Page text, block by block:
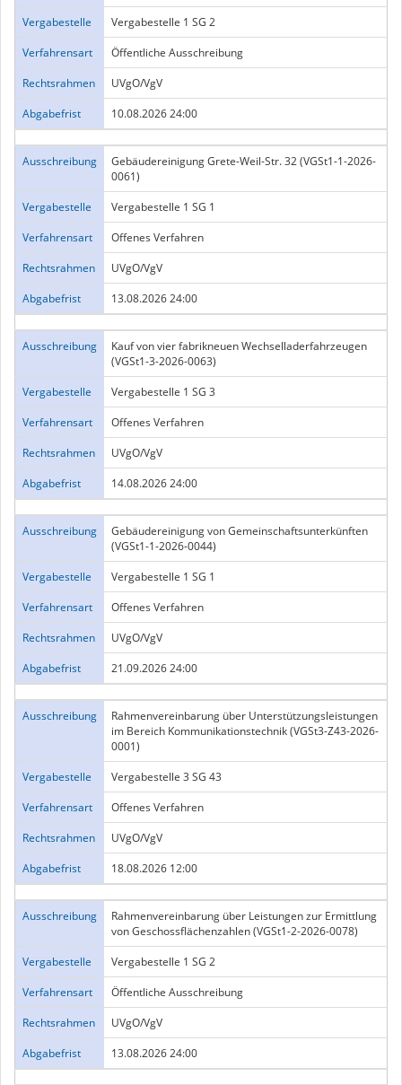
Vergabestelle
Vergabestelle 1 SG 2
Verfahrensart
Öffentliche Ausschreibung
Rechtsrahmen
UVgO/VgV
Abgabefrist
10.08.2026 24:00
Ausschreibung
Gebäudereinigung Grete-Weil-Str. 32 (VGSt1-1-2026-
0061)
Vergabestelle
Vergabestelle 1 SG 1
Verfahrensart
Offenes Verfahren
Rechtsrahmen
UVgO/VgV
Abgabefrist
13.08.2026 24:00
Ausschreibung
Kauf von vier fabrikneuen Wechselladerfahrzeugen
(VGSt1-3-2026-0063)
Vergabestelle
Vergabestelle 1 SG 3
Verfahrensart
Offenes Verfahren
Rechtsrahmen
UVgO/VgV
Abgabefrist
14.08.2026 24:00
Ausschreibung
Gebäudereinigung von Gemeinschaftsunterkünften
(VGSt1-1-2026-0044)
Vergabestelle
Vergabestelle 1 SG 1
Verfahrensart
Offenes Verfahren
Rechtsrahmen
UVgO/VgV
Abgabefrist
21.09.2026 24:00
Ausschreibung
Rahmenvereinbarung über Unterstützungsleistungen
im Bereich Kommunikationstechnik (VGSt3-Z43-2026-
0001)
Vergabestelle
Vergabestelle 3 SG 43
Verfahrensart
Offenes Verfahren
Rechtsrahmen
UVgO/VgV
Abgabefrist
18.08.2026 12:00
Ausschreibung
Rahmenvereinbarung über Leistungen zur Ermittlung
von Geschossflächenzahlen (VGSt1-2-2026-0078)
Vergabestelle
Vergabestelle 1 SG 2
Verfahrensart
Öffentliche Ausschreibung
Rechtsrahmen
UVgO/VgV
Abgabefrist
13.08.2026 24:00